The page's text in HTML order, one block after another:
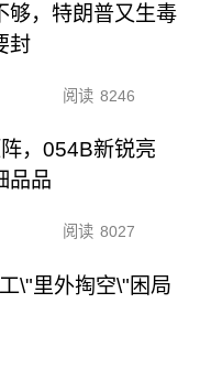
够，特朗普又生毒
封
阅读 8246
，054B新锐亮
品品
阅读 8027
\"里外掏空\"困局